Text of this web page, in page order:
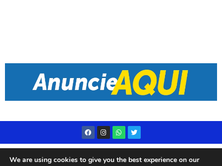
We are using cookies to give you the best experience on our